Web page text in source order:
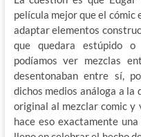
película mejor que el cómic
adaptar elementos
que quedara estúpido
podíamos ver mezclas
desentonaban entre sí,
dichos medios análoga a la
original al mezclar comic y
hace eso exactamente